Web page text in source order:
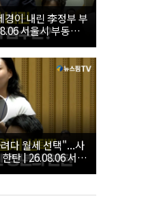
이 내린 李정부 부
서울시 부동산
다 월세 선택"...사
탄 | 26.08.06 서울